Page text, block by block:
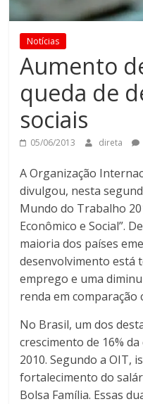
Notícias
Aumento
queda de
sociais
05/06/2013 direta
A Organização
divulgou, nesta
Mundo do Trabalho
Econômico e Social”.
maioria dos países
desenvolvimento está
emprego e uma
renda em comparação
No Brasil, um dos
crescimento de 16%
2010. Segundo a OIT,
fortalecimento do
Bolsa Família. Essas